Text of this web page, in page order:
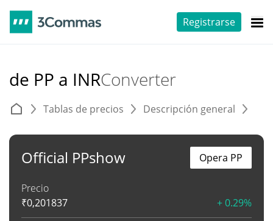
Registrarse
de PP a INRConverter
Tablas de precios Descripción general
Official PPshow
Precio
₹0,201837 + 0.29%
Opera PP